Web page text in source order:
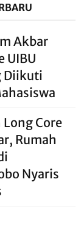
Akbar
UIBU
Diikuti
Core
Rumah
Nyaris